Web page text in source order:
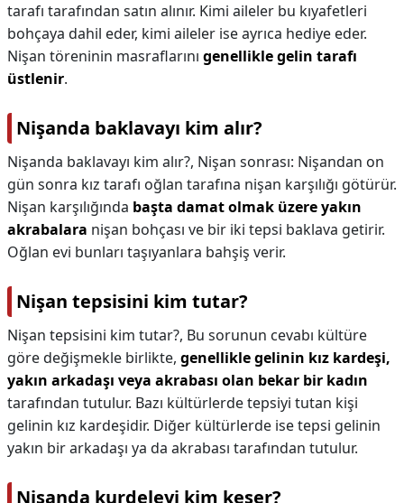
tarafı tarafından satın alınır. Kimi aileler bu kıyafetleri
bohçaya dahil eder, kimi aileler ise ayrıca hediye eder.
Nişan töreninin masraflarını genellikle gelin tarafı
üstlenir.
Nişanda baklavayı kim alır?
Nişanda baklavayı kim alır?, Nişan sonrası: Nişandan on
gün sonra kız tarafı oğlan tarafına nişan karşılığı götürür.
Nişan karşılığında başta damat olmak üzere yakın
akrabalara nişan bohçası ve bir iki tepsi baklava getirir.
Oğlan evi bunları taşıyanlara bahşiş verir.
Nişan tepsisini kim tutar?
Nişan tepsisini kim tutar?, Bu sorunun cevabı kültüre
göre değişmekle birlikte, genellikle gelinin kız kardeşi,
yakın arkadaşı veya akrabası olan bekar bir kadın
tarafından tutulur. Bazı kültürlerde tepsiyi tutan kişi
gelinin kız kardeşidir. Diğer kültürlerde ise tepsi gelinin
yakın bir arkadaşı ya da akrabası tarafından tutulur.
Nişanda kurdeleyi kim keser?